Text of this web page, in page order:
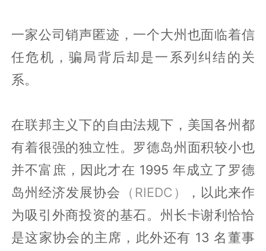
一家公司销声匿迹，一个大州也面临着信
任危机，骗局背后却是一系列纠结的关
系。
在联邦主义下的自由法规下，美国各州都
有着很强的独立性。罗德岛州面积较小也
并不富庶，因此才在 1995 年成立了罗德
岛州经济发展协会 （RIEDC）
，以此来作
为吸引外商投资的基石。州长卡谢利恰恰
是这家协会的主席，此外还有 13 名董事